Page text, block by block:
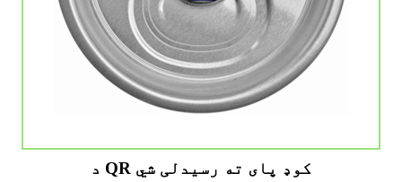
د QR کوډ پای ته رسیدلی شي